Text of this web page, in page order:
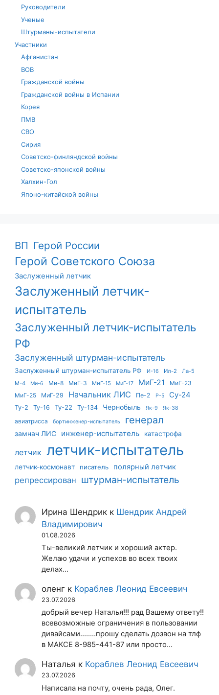
Руководители
Ученые
Штурманы-испытатели
Участники
Афганистан
ВОВ
Гражданской войны
Гражданской войны в Испании
Корея
ПМВ
СВО
Сирия
Советско-финляндской войны
Советско-японской войны
Халхин-Гол
Японо-китайской войны
ВП Герой России
Герой Советского Союза
Заслуженный летчик
Заслуженный летчик-
испытатель
Заслуженный летчик-испытатель
РФ
Заслуженный штурман-испытатель
Заслуженный штурман-испытатель РФ И-16 Ил-2
Ла-5
М-4
Ми-6 Ми-8 МиГ-3 МиГ-15 МиГ-17 МиГ-21
МиГ-23
МиГ-25
МиГ-29 Начальник ЛИС Пе-2 Р-5 Су-24
Ту-2 Ту-16 Ту-22 Ту-134 Чернобыль Як-9 Як-38
авиатрисса бортинженер-испытатель генерал
замнач ЛИС инженер-испытатель катастрофа
летчик летчик-испытатель
летчик-космонавт писатель полярный летчик
репрессирован штурман-испытатель
Ирина Шендрик к Шендрик Андрей
Владимирович
01.08.2026
Ты-великий летчик и хороший актер.
Желаю удачи и успехов во всех твоих
делах...
оленг к Кораблев Леонид Евсеевич
23.07.2026
добрый вечер Наталья!!! рад Вашему ответу!!
всевозможные ограничения в пользовании
дивайсами........прошу сделать дозвон на тлф
в МАКСЕ 8-985-441-87 или просто…
Наталья к Кораблев Леонид Евсеевич
23.07.2026
Написала на почту, очень рада, Олег.